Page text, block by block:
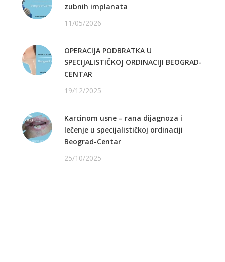
zubnih implanata
11/05/2026
OPERACIJA PODBRATKA U
SPECIJALISTIČKOJ ORDINACIJI BEOGRAD-
CENTAR
19/12/2025
Karcinom usne – rana dijagnoza i
lečenje u specijalističkoj ordinaciji
Beograd-Centar
25/10/2025